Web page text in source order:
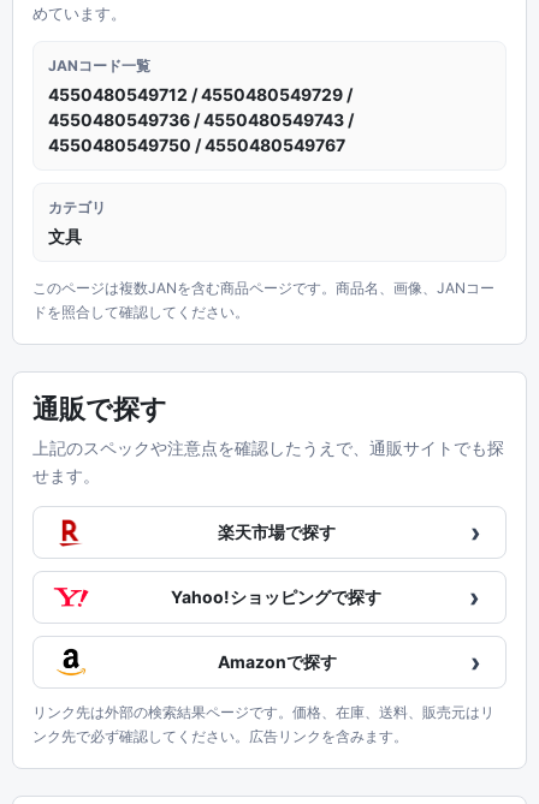
めています。
JANコード一覧
4550480549712 / 4550480549729 /
4550480549736 / 4550480549743 /
4550480549750 / 4550480549767
カテゴリ
文具
このページは複数JANを含む商品ページです。商品名、画像、JANコー
ドを照合して確認してください。
通販で探す
上記のスペックや注意点を確認したうえで、通販サイトでも探
せます。
楽天市場で探す ›
Yahoo!ショッピングで探す ›
Amazonで探す ›
リンク先は外部の検索結果ページです。価格、在庫、送料、販売元はリ
ンク先で必ず確認してください。広告リンクを含みます。